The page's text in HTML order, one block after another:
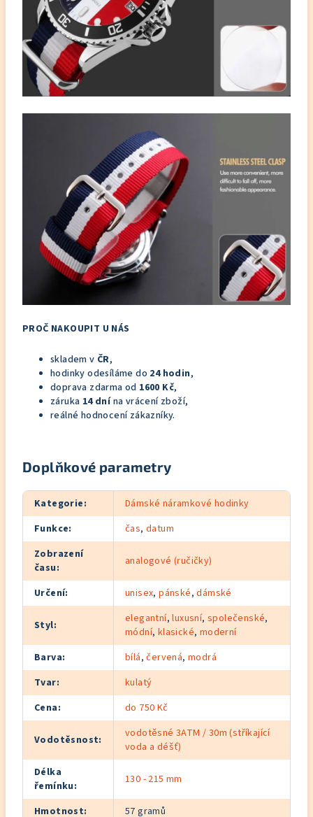
PROČ NAKOUPIT U NÁS
skladem v ČR,
hodinky odesíláme do 24 hodin,
doprava zdarma od 1600 Kč,
záruka 14 dnína vrácení zboží,
reálné hodnocení zákazníky.
Doplňkové parametry
Kategorie:
Dámské náramkové hodinky
Funkce: čas,datum
Zobrazení
času: analogové (ručičky)
Určení: unisex,pánské,dámské
Styl: elegantní,luxusní,společenské,
módní, klasické, moderní
Barva: bílá,červená,modrá
Tvar:
kulatý
Cena: do 750 Kč
Vodotěsnost:
vodotěsné 3ATM / 30m (stříkající
voda a déšť)
Délka
řemínku: 130 - 215 mm
Hmotnost: 57 gramů